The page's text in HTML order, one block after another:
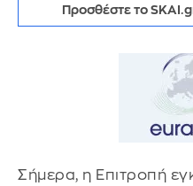
Προσθέστε το
Σήμερα, η Επιτροπή